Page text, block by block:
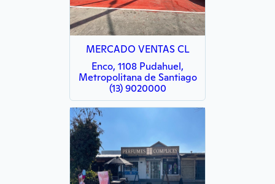
MERCADO VENTAS CL
Enco, 1108 Pudahuel,
Metropolitana de Santiago
(13) 9020000